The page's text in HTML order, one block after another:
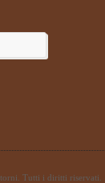
Tutti i diritti riservati.